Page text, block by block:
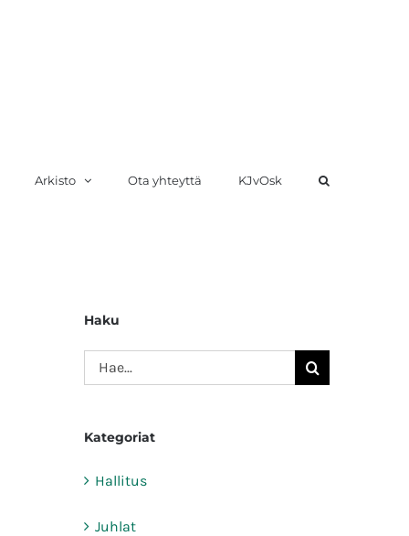
Arkisto Ota yhteyttä KJvOsk
Haku
Etsi
...
Kategoriat
Hallitus
Juhlat